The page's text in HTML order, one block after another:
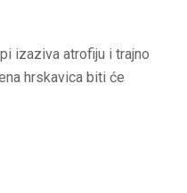
izaziva atrofiju i trajno
hrskavica biti će